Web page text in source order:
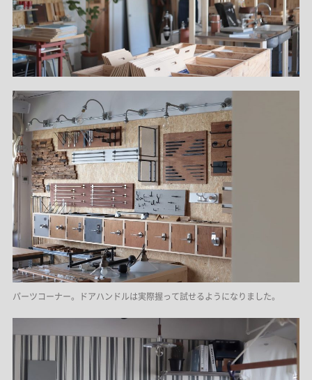
パーツコーナー。ドアハンドルは実際握って試せるようになりました。